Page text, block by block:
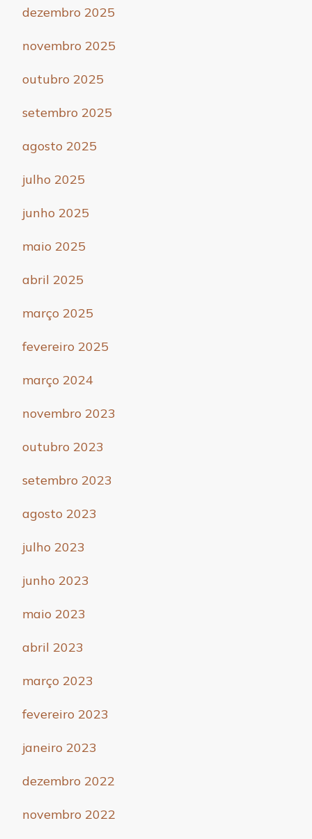
dezembro 2025
novembro 2025
outubro 2025
setembro 2025
agosto 2025
julho 2025
junho 2025
maio 2025
abril 2025
março 2025
fevereiro 2025
março 2024
novembro 2023
outubro 2023
setembro 2023
agosto 2023
julho 2023
junho 2023
maio 2023
abril 2023
março 2023
fevereiro 2023
janeiro 2023
dezembro 2022
novembro 2022